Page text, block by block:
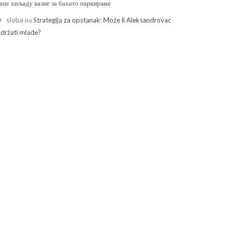
хиљаду казне за бахато паркирање
sloba наStrategija za opstanak: Može li Aleksandrovac
mlade?